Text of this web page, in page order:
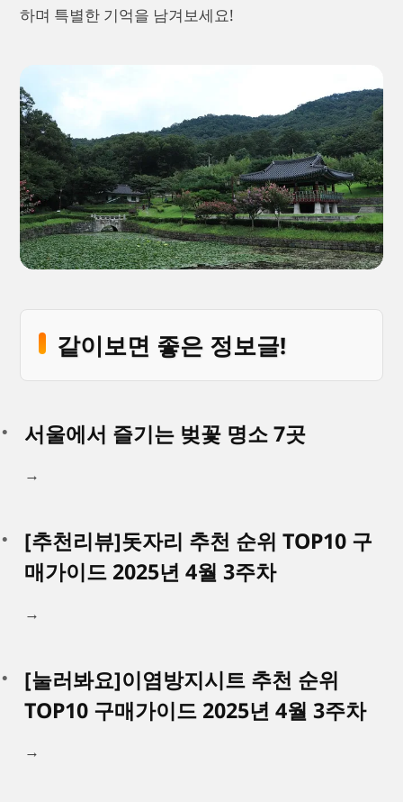
하며 특별한 기억을 남겨보세요!
같이보면 좋은 정보글!
서울에서 즐기는 벚꽃 명소 7곳
→
[추천리뷰]돗자리 추천 순위 TOP10 구
매가이드 2025년 4월 3주차
→
[눌러봐요]이염방지시트 추천 순위
TOP10 구매가이드 2025년 4월 3주차
→